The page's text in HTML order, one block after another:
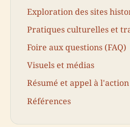
Exploration des sites
Pratiques culturelles et
Foire aux questions (FAQ)
Visuels et médias
Résumé et appel à l'action
Références